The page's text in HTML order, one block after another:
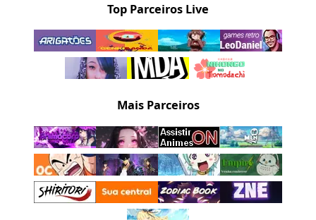
Top Parceiros Live
Mais Parceiros